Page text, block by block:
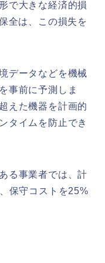
で大きな経済的損
全は、この損失を
データなどを機械
事前に予測しま
えた機器を計画的
タイムを防止でき
る事業者では、計
保守コストを25%